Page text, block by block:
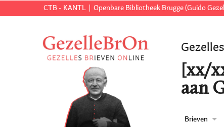
CTB - KANTL Openbare Bibliotheek Brugge (Guido
[xx/
aan
Brieven